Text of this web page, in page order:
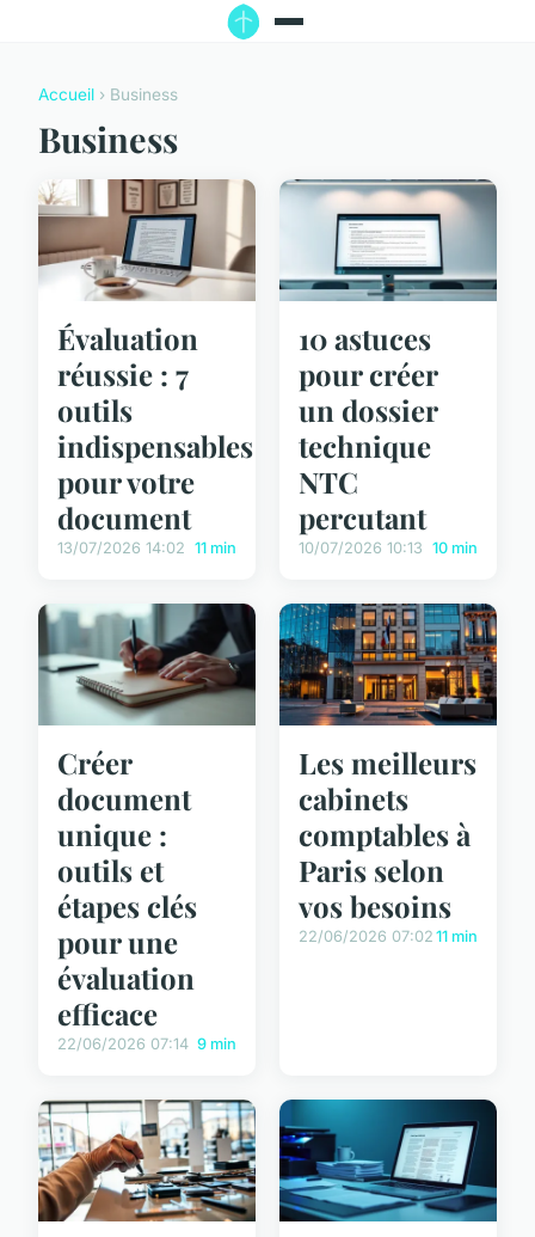
Accueil › Business
Business
Évaluation
réussie : 7
outils
indispensables
pour votre
document
13/07/2026 14:02 11 min
10 astuces
pour créer
un dossier
technique
NTC
percutant
10/07/2026 10:13 10 min
Créer
document
unique :
outils et
étapes clés
pour une
évaluation
efficace
22/06/2026 07:14 9 min
Les meilleurs
cabinets
comptables à
Paris selon
vos besoins
22/06/2026 07:02 11 min